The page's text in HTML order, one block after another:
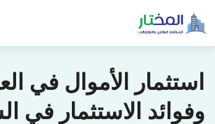
استثمار الأموال في
وفوائد الاستثمار في